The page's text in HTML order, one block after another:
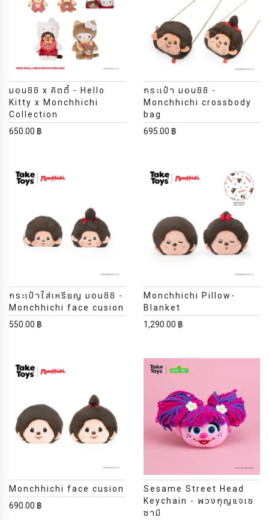
มอนชิชิ x คิตตี้ - Hello
Kitty x Monchhichi
Collection
650.00 ฿
กระเป๋า มอนชิชิ -
Monchhichi crossbody
bag
695.00 ฿
กระเป๋าใส่เหรียญ มอนชิชิ -
Monchhichi face cusion
550.00 ฿
Monchhichi Pillow-
Blanket
1,290.00 ฿
Monchhichi face cusion
690.00 ฿
Sesame Street Head
Keychain - พวงกุญแจเซ
ซามี